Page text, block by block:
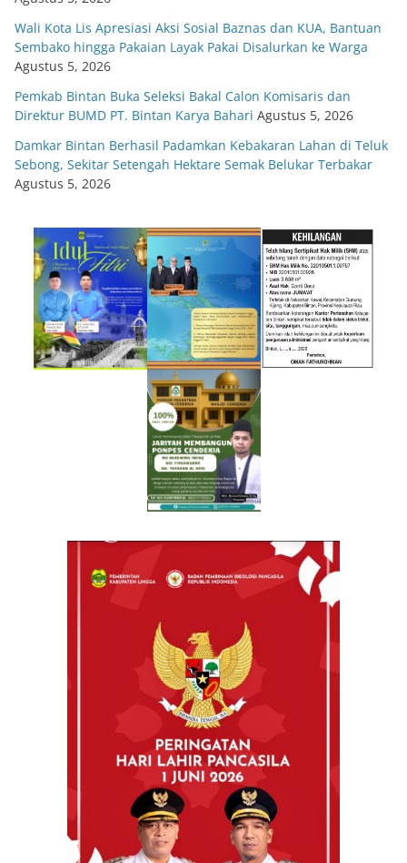
Wali Kota Lis Apresiasi Aksi Sosial Baznas dan KUA, Bantuan
Sembako hingga Pakaian Layak Pakai Disalurkan ke Warga
Agustus 5, 2026
Pemkab Bintan Buka Seleksi Bakal Calon Komisaris dan
Direktur BUMD PT. Bintan Karya Bahari Agustus 5, 2026
Damkar Bintan Berhasil Padamkan Kebakaran Lahan di Teluk
Sebong, Sekitar Setengah Hektare Semak Belukar Terbakar
Agustus 5, 2026